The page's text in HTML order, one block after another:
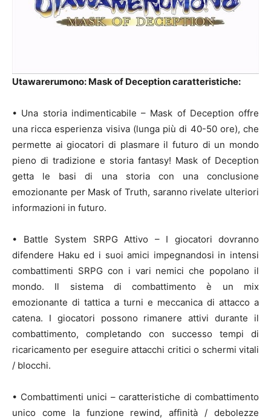
Utawarerumono: Mask of Deception caratteristiche:
• Una storia indimenticabile – Mask of Deception offre
una ricca esperienza visiva (lunga più di 40-50 ore), che
permette ai giocatori di plasmare il futuro di un mondo
pieno di tradizione e storia fantasy! Mask of Deception
getta le basi di una storia con una conclusione
emozionante per Mask of Truth, saranno rivelate ulteriori
informazioni in futuro.
• Battle System SRPG Attivo – I giocatori dovranno
difendere Haku ed i suoi amici impegnandosi in intensi
combattimenti SRPG con i vari nemici che popolano il
mondo. Il sistema di combattimento è un mix
emozionante di tattica a turni e meccanica di attacco a
catena. I giocatori possono rimanere attivi durante il
combattimento, completando con successo tempi di
ricaricamento per eseguire attacchi critici o schermi vitali
/ blocchi.
• Combattimenti unici – caratteristiche di combattimento
unico come la funzione rewind, affinità / debolezze